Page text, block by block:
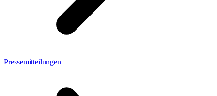
Pressemitteilungen